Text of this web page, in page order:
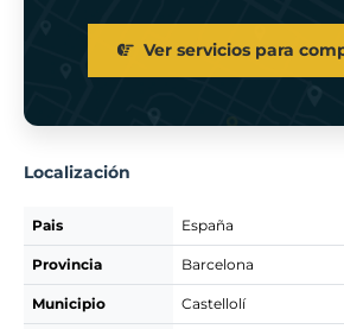
Ver servicios para
Localización
Pais España
Provincia Barcelona
Municipio Castellolí